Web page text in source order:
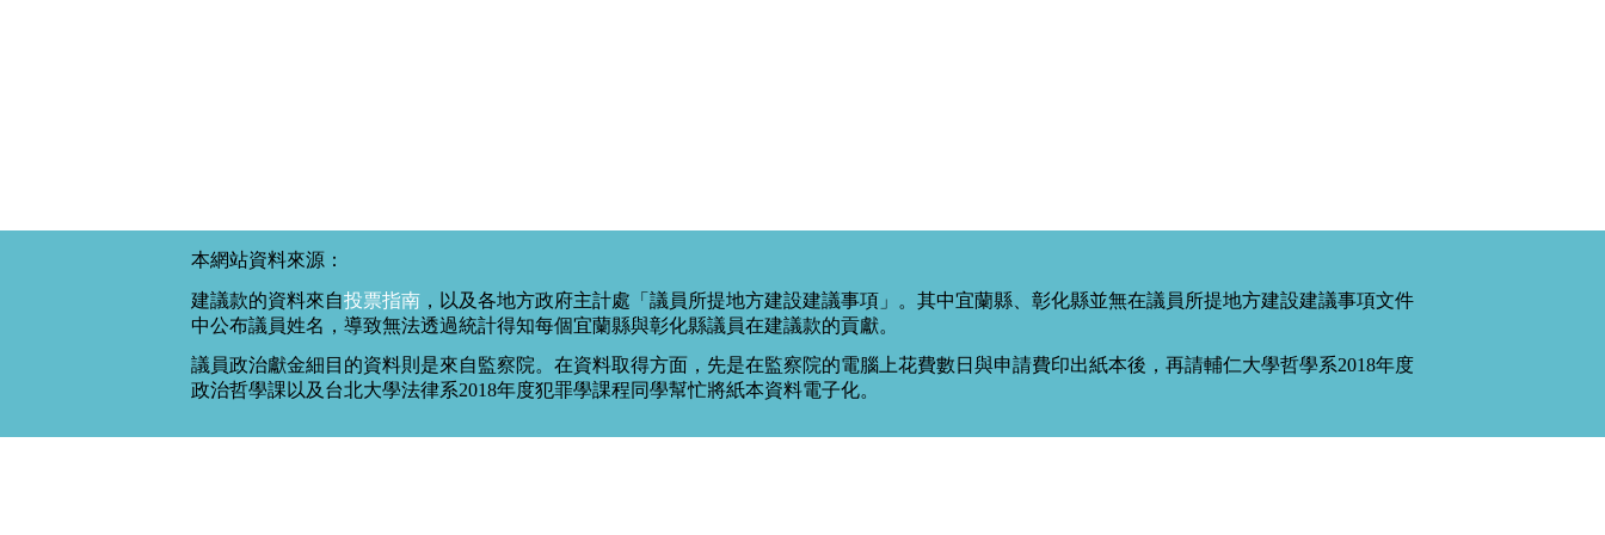
本網站資料來源：
建議款的資料來自投票指南 ，以及各地方政府主計處「議員所提地方建設建議事項」。其中宜蘭縣、彰化縣並無在議員所提地方建設建議事項文件
中公布議員姓名，導致無法透過統計得知每個宜蘭縣與彰化縣議員在建議款的貢獻。
議員政治獻金細目的資料則是來自監察院。在資料取得方面，先是在監察院的電腦上花費數日與申請費印出紙本後，再請輔仁大學哲學系2018年度
政治哲學課以及台北大學法律系2018年度犯罪學課程同學幫忙將紙本資料電子化。